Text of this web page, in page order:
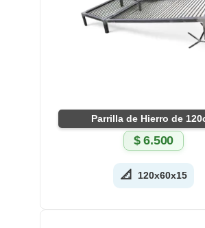
Parrilla de Hierro de
$6.500
📐 120x60x15